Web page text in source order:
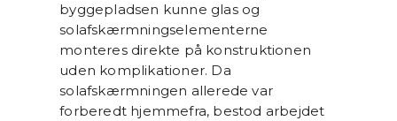
byggepladsen kunne glas og
solafskærmningselementerne
monteres direkte på konstruktionen
uden komplikationer. Da
solafskærmningen allerede var
forberedt hjemmefra, bestod arbejdet